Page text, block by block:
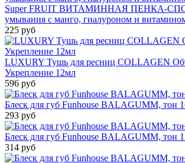
Super FRUIT ВИТАМИННАЯ ПЕНКА-
умывания с манго, гиалуроном и
225 руб
LUXURY Тушь для ресниц COLLAGEN
Укрепление 12мл
596 руб
Блеск для губ Funhouse BALAGUMM, тон
293 руб
Блеск для губ Funhouse BALAGUMM, тон
314 руб